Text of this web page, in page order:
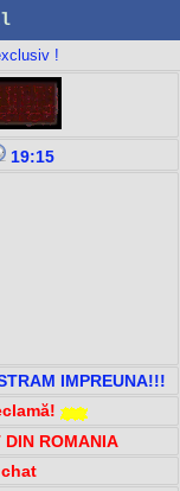
!
19:15
IMPREUNA!!!
DIN ROMANIA